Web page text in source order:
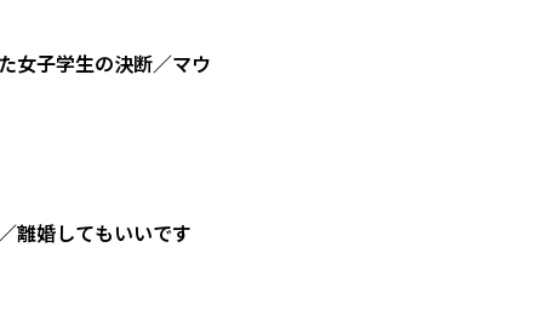
女子学生の決断／マウ
離婚してもいいです